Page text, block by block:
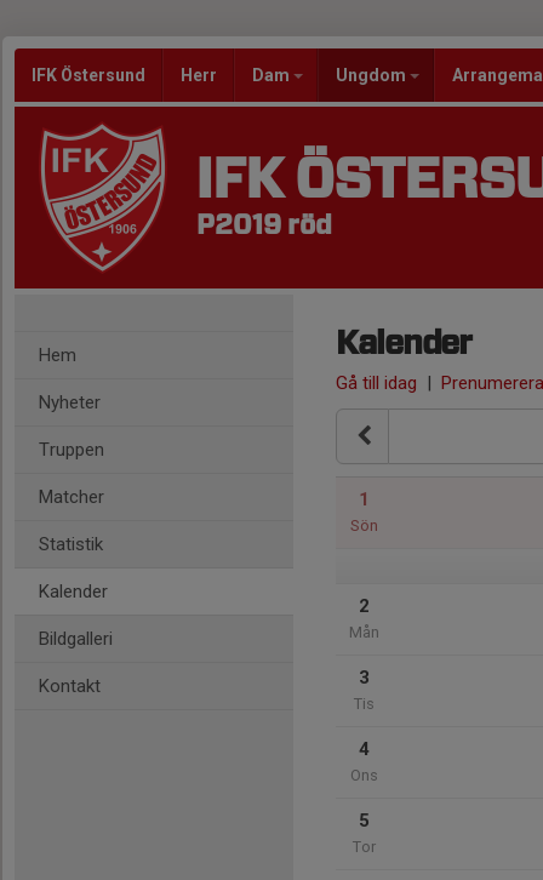
IFK Östersund Herr Dam Ungdom
IFK
P2019 röd
Hem
Nyheter
Truppen
Matcher
Statistik
Kalender
Bildgalleri
Kontakt
Kalender
Gå till idag | Prenumerera
1
Sön
2
Mån
3
Tis
4
Ons
5
Tor